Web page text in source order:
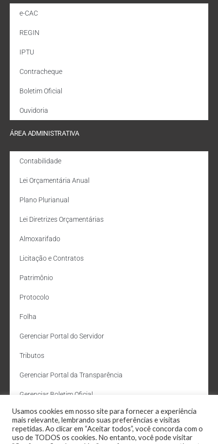
e-CAC
REGIN
IPTU
Contracheque
Boletim Oficial
Ouvidoria
ÁREA ADMINISTRATIVA
Contabilidade
Lei Orçamentária Anual
Plano Plurianual
Lei Diretrizes Orçamentárias
Almoxarifado
Licitação e Contratos
Patrimônio
Protocolo
Folha
Gerenciar Portal do Servidor
Tributos
Gerenciar Portal da Transparência
Gerenciar Boletim Oficial
Departamento de Água e Esgoto
Administração Site
Usamos cookies em nosso site para fornecer a experiência
mais relevante, lembrando suas preferências e visitas
repetidas. Ao clicar em “Aceitar todos”, você concorda com o
uso de TODOS os cookies. No entanto, você pode visitar